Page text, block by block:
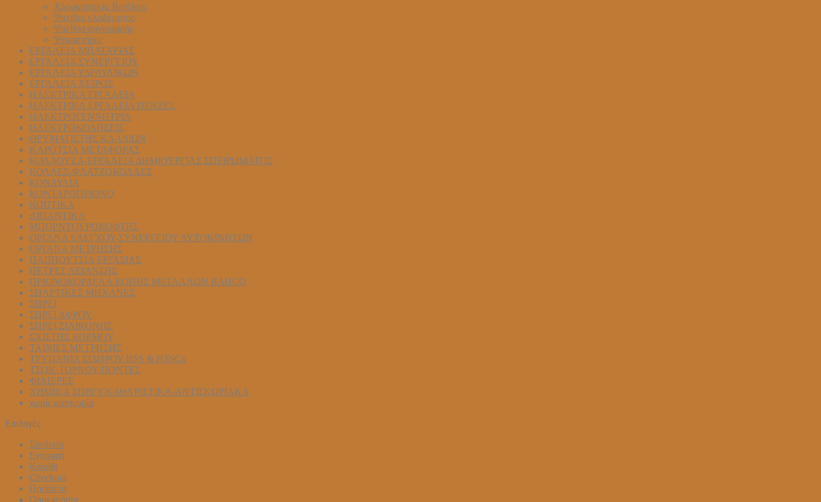
Χλοοκοπτικές Βενζίνης
Ψαλίδες κλαδέματος
Ψαλίδια συγκομιδής
Ψεκαστήρες
ΕΡΓΑΛΕΙΑ ΜΠΑΤΑΡΙΑΣ
ΕΡΓΑΛΕΙΑ ΣΥΝΕΡΓΕΙΟΥ
ΕΡΓΑΛΕΙΑ ΥΔΡΑΥΛΙΚΩΝ
ΕΡΓΑΛΕΙΑ ΧΕΙΡΟΣ
ΗΛΕΚΤΡΙΚΑ ΕΡΓΑΛΕΙΑ
ΗΛΕΚΤΡΙΚΑ ΕΡΓΑΛΕΙΑ DENZEL
ΗΛΕΚΤΡΟΓΕΝΝΗΤΡΙΑ
ΗΛΕΚΤΡΟΚΟΛΗΣΕΙΣ
ΘΡΥΜΑΤΙΣΤΗΣ ΚΛΑΔΙΩΝ
ΚΑΡΟΤΣΙΑ ΜΕΤΑΦΟΡΑΣ
ΚΟΛΑΟΥΖΑ-ΕΡΓΑΛΕΙΑ ΔΗΜΙΟΥΡΓΙΑΣ ΣΠΕΙΡΩΜΑΤΟΣ
ΚΟΛΛΕΣ-ΦΛΑΤΖΟΚΟΛΛΕΣ
ΚΟΝΔΥΛΙΑ
ΚΟΝΤΑΡΟΠΡΙΟΝΟ
ΚΟΠΤΙΚΑ
ΛΙΠΑΝΤΙΚΑ
ΜΠΟΡΝΤΟΥΡΟΚΟΦΤΗΣ
ΟΡΓΑΝΑ ΕΛΕΓΧΟΥ-ΣYΝΕΡΓΕΙΟΥ ΑΥΤΟΚΙΝΗΤΩΝ
ΟΡΓΑΝΑ ΜΕΤΡΗΣΗΣ
ΠΑΠΠΟΥΤΣΙΑ ΕΡΓΑΣΙΑΣ
ΠΕΤΡΕΣ ΛΕΙΑΝΣΗΣ
ΠΡΙΟΝΟΚΟΡΔΕΛΑ ΚΟΠΗΣ ΜΕΤΑΛΛΩΝ BAHCO
ΣΠΑΡΤΙΚΕΣ ΜΗΧΑΝΕΣ
ΣΠΡΕΙ
ΣΠΡΕΙ ΑΦΡΟΥ
ΣΠΡΕΙ ΣΙΛΙΚΟΝΗΣ
ΣΧΙΣΤΗΣ ΚΟΡΜΟΥ
ΤΑΙΝΙΕΣ ΜΕΤΡΗΣΗΣ
ΤΡΥΠΑΝΙΑ ΣΙΔΗΡΟΥ HSS & HSSCo
ΤΣΟΚ-ΤΟΡΝΟΥ-ΠΟΝΤΕΣ
ΦΙΛΙΕΡΕΣ
ΧΗΜΙΚΑ ΣΠΡΕΥ-ΚΑΘΑΡΙΣΤΙΚΑ-ΑΝΤΙΣΚΩΡΙΑΚΑ
χωρίς κατηγορία
Επιλογές
Σύνδεση
Εγγραφή
Καλάθι
Checkout
Προϊόντα
Όροι χρήσης